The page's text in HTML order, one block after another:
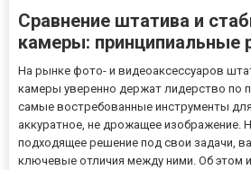
Сравнение штатива и
камеры: принципиальные
На рынке фото- и видеоаксессуаров
камеры уверенно держат лидерство по
самые востребованные инструменты для
аккуратное, не дрожащее изображение.
подходящее решение под свои задачи,
ключевые отличия между ними. Об этом